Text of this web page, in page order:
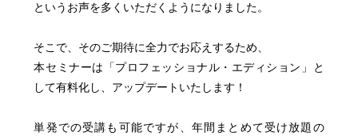
というお声を多くいただくようになりました。
そこで、そのご期待に全力でお応えするため、
本セミナーは「プロフェッショナル・エディション」と
して有料化し、アップデートいたします！
単発での受講も可能ですが、年間まとめて受け放題の